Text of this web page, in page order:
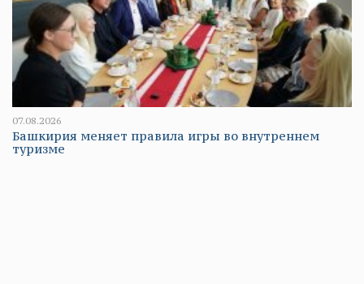
07.08.2026
Башкирия меняет правила игры во внутреннем
туризме